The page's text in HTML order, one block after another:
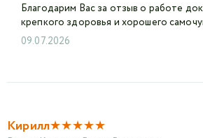
Благодарим Вас за отзыв о работе
крепкого здоровья и хорошего
09.07.2026
Кирилл★★★★★